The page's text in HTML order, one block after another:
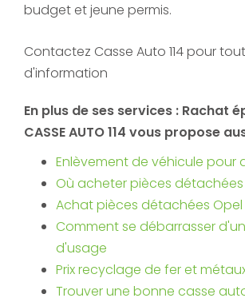
budget et jeune permis.
Contactez Casse Auto 114 pour
d'information
En plus de ses services : Rachat
CASSE AUTO 114 vous propose
Enlèvement de véhicule pour
Où acheter pièces
Achat pièces détachées Opel
Comment se débarrasser
d'usage
Prix recyclage de fer et
Trouver une bonne casse